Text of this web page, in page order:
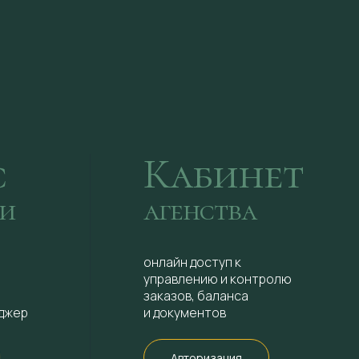
с
горного
Кабинет
агенства
онлайн доступ к
управлению и контролю
заказов, баланса
и документов